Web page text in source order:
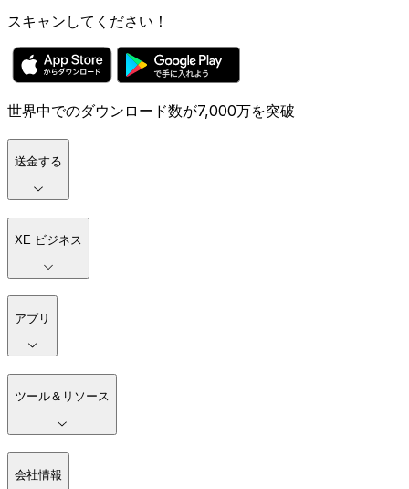
スキャンしてください！
世界中でのダウンロード数が7,000万を突破
送金する
XE ビジネス
アプリ
ツール＆リソース
会社情報